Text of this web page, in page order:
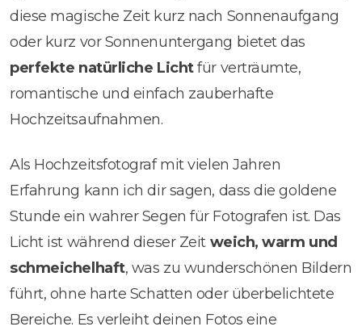
diese magische Zeit kurz nach Sonnenaufgang
oder kurz vor Sonnenuntergang bietet das
perfekte natürliche Lichtfür verträumte,
romantische und einfach zauberhafte
Hochzeitsaufnahmen.
Als Hochzeitsfotograf mit vielen Jahren
Erfahrung kann ich dir sagen, dass die goldene
Stunde ein wahrer Segen für Fotografen ist. Das
Licht ist während dieser Zeit weich, warm und
schmeichelhaft, was zu wunderschönen Bildern
führt, ohne harte Schatten oder überbelichtete
Bereiche. Es verleiht deinen Fotos eine